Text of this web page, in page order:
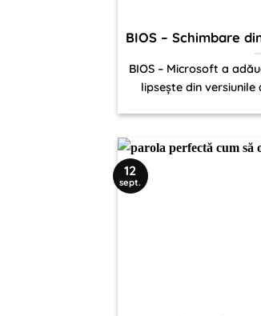
BIOS – Schimbare
BIOS – Microsoft a
lipsește din versiunile
12
sept.